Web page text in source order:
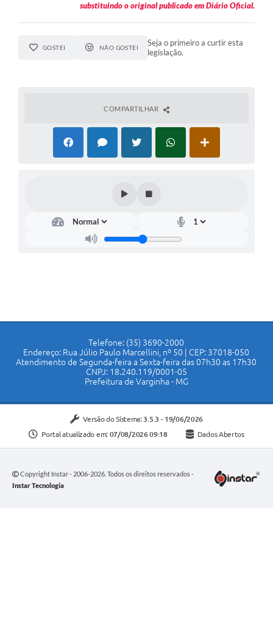
substituindo o original publicado em Diário Oficial.
GOSTEI NÃO GOSTEI
Seja o primeiro a curtir esta
legislação.
COMPARTILHAR
Telefone: (35) 3690-2000
Endereço: Rua Júlio Paulo Marcellini, nº 50 | CEP: 37018-050
Atendimento de Segunda-feira a Sexta-feira das 07h30 as 17h30
CNPJ: 18.240.119/0001-05
Prefeitura de Varginha - MG
Versão do Sistema: 3.5.3 - 19/06/2026
Portal atualizado em: 07/08/2026 09:18 Dados Abertos
Copyright Instar - 2006-2026. Todos os direitos reservados -
Instar Tecnologia